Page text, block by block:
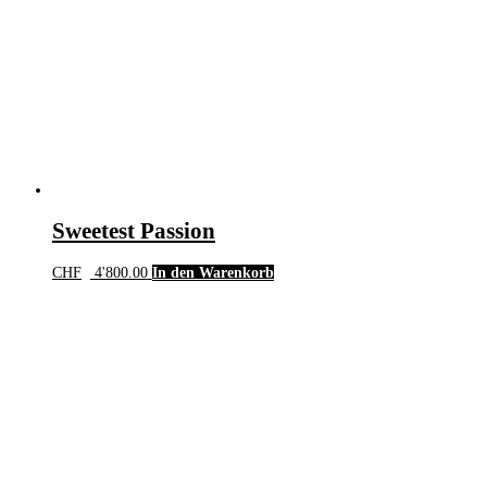
Sweetest Passion
CHF 4'800.00 In den Warenkorb